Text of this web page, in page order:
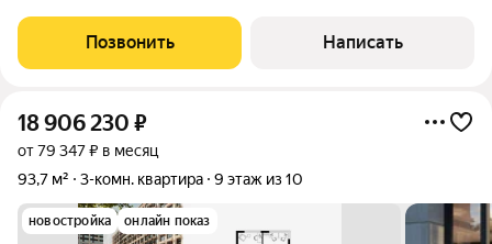
ремонт в светлых тонах, остается вся встроенная мебель.
Продуманные места хранения,
Позвонить Написать
18 906 230 ₽
от 79 347 ₽ в месяц
93,7 м²
3-комн. квартира 9 этаж из 10
новостройка онлайн показ